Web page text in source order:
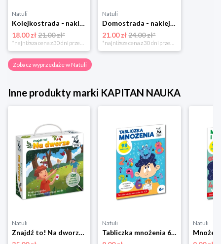
Natuli
Kolejkostrada - naklejaj tory Zuzutoys
18.00 zł21.00 zł*
*najniższa cena z 30 dni przed obniżką
Natuli
Domostrada - naklejaj ulice Zuzutoys
21.00 zł 24.00 zł*
*najniższa cena z 30 dni przed obniżką
Zobacz wyprzedaże w Natuli
Inne produkty marki KAPITAN NAUKA
Natuli
Znajdź to! Na dworze Kapitan nauka
Natuli
Tabliczka mnożenia 6+ Kapitan Nauka Kapitan nauka
Natuli